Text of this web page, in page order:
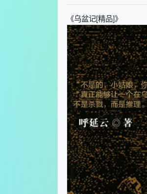
《乌盆记[精品]》